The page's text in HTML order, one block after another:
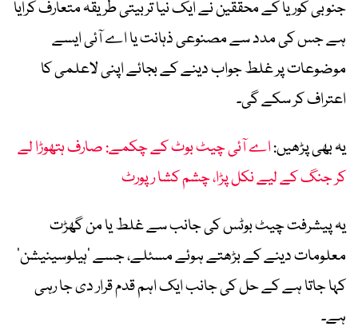
جنوبی کوریا کے محققین نے ایک نیا تربیتی طریقہ متعارف کرایا
ہے جس کی مدد سے مصنوعی ذہانت یا اے آئی ایسے
موضوعات پر غلط جواب دینے کے بجائے اپنی لاعلمی کا
اعتراف کر سکے گی۔
یہ بھی پڑھیں:اے آئی چیٹ بوٹ کے چکمے: صارف ہتھوڑا لے
کر جنگ کے لیے نکل پڑا، چشم کشا رپورٹ
یہ پیشرفت چیٹ بوٹس کی جانب سے غلط یا من گھڑت
معلومات دینے کے بڑھتے ہوئے مسئلے، جسے ’ہیلوسینیشن‘
کہا جاتا ہے کے حل کی جانب ایک اہم قدم قرار دی جا رہی
ہے۔